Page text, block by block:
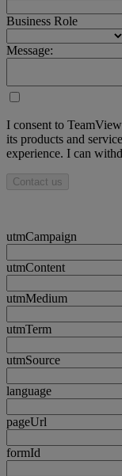
Business Role
Message:
I consent to
its products and
experience. I can
Contact us
utmCampaign
utmContent
utmMedium
utmTerm
utmSource
language
pageUrl
formId